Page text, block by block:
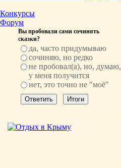
Конкурсы
Форум
Вы пробовали сами сочинять
сказки?
да, часто придумываю
сочиняю, но редко
не пробовал(а), но, думаю,
у меня получится
нет, это точно не "моё"